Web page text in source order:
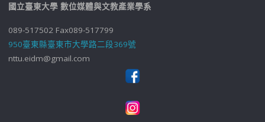
國立臺東大學 數位媒體與文教產業學系
089-517502 Fax089-517799
950臺東縣臺東市大學路二段369號
nttu.eidm@gmail.com